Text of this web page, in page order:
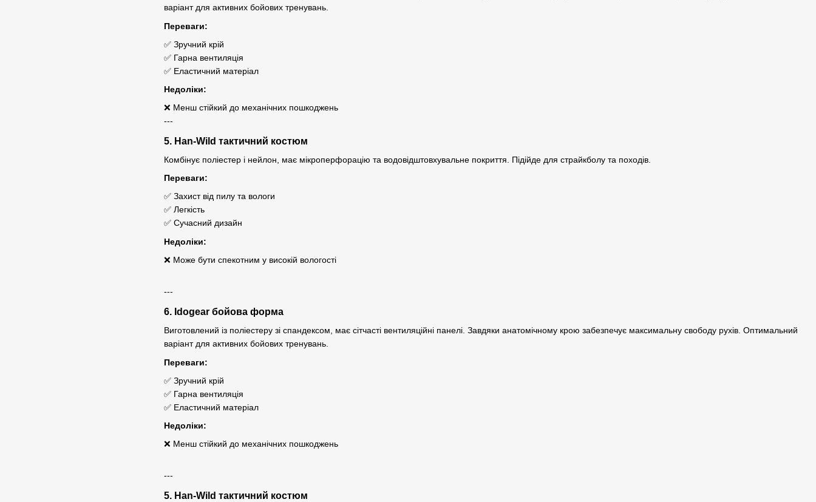
варіант для активних бойових тренувань.
Переваги:
✅ Зручний крій
✅ Гарна вентиляція
✅ Еластичний матеріал
Недоліки:
❌ Менш стійкий до механічних пошкоджень
---
5. Han-Wild тактичний костюм
Комбінує поліестер і нейлон, має мікроперфорацію та водовідштовхувальне покриття. Підійде для страйкболу та походів.
Переваги:
✅ Захист від пилу та вологи
✅ Легкість
✅ Сучасний дизайн
Недоліки:
❌ Може бути спекотним у високій вологості
---
6. Idogear бойова форма
Виготовлений із поліестеру зі спандексом, має сітчасті вентиляційні панелі. Завдяки анатомічному крою забезпечує максимальну свободу рухів. Оптимальний
варіант для активних бойових тренувань.
Переваги:
✅ Зручний крій
✅ Гарна вентиляція
✅ Еластичний матеріал
Недоліки:
❌ Менш стійкий до механічних пошкоджень
---
5. Han-Wild тактичний костюм